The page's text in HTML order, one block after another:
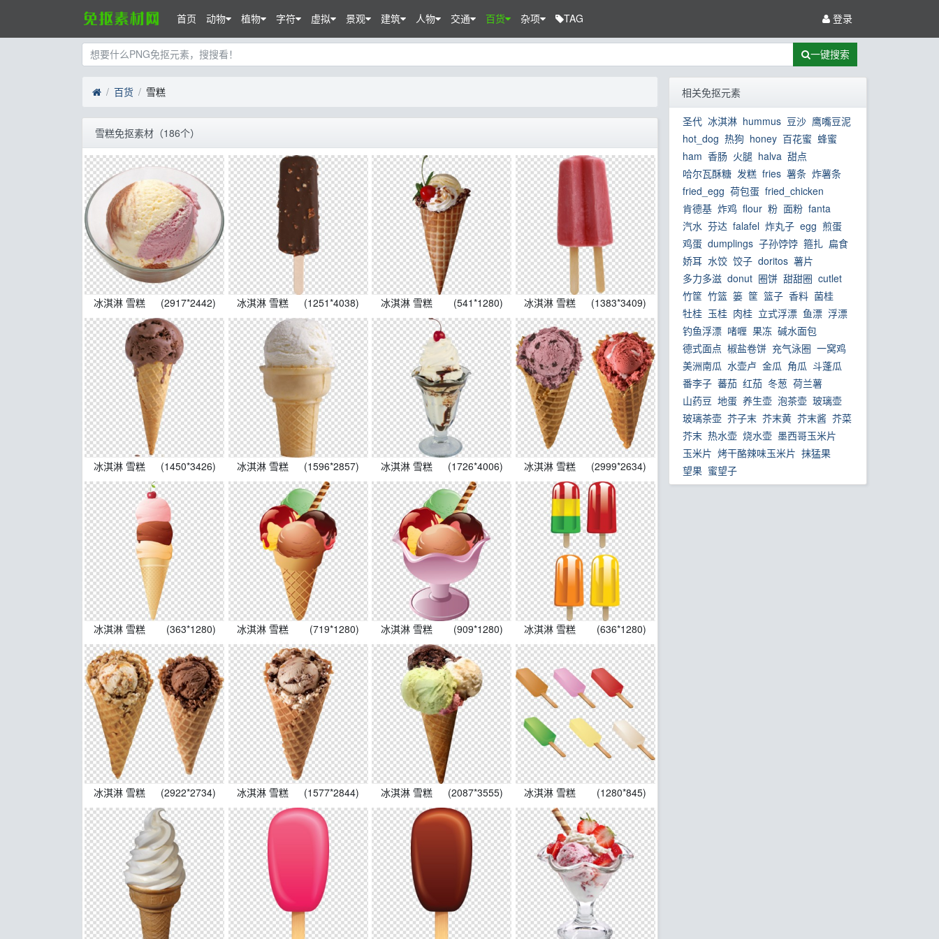
首页 动物 植物 字符 虚拟 景观 建筑 人物 交通 百货 杂项 TAG 登录
一键搜索
百货 雪糕
雪糕免抠素材（186个）
冰淇淋 雪糕 (2917*2442) 冰淇淋 雪糕 (1251*4038) 冰淇淋 雪糕 (541*1280) 冰淇淋 雪糕 (1383*3409)
冰淇淋 雪糕 (1450*3426) 冰淇淋 雪糕 (1596*2857) 冰淇淋 雪糕 (1726*4006) 冰淇淋 雪糕 (2999*2634)
冰淇淋 雪糕 (363*1280) 冰淇淋 雪糕 (719*1280) 冰淇淋 雪糕 (909*1280) 冰淇淋 雪糕 (636*1280)
冰淇淋 雪糕 (2922*2734) 冰淇淋 雪糕 (1577*2844) 冰淇淋 雪糕 (2087*3555) 冰淇淋 雪糕 (1280*845)
相关免抠元素
圣代 冰淇淋 hummus 豆沙 鹰嘴豆泥
hot_dog 热狗 honey 百花蜜 蜂蜜
ham 香肠 火腿 halva 甜点
哈尔瓦酥糖 发糕 fries 薯条 炸薯条
fried_egg 荷包蛋 fried_chicken
肯德基 炸鸡 flour 粉 面粉 fanta
汽水 芬达 falafel 炸丸子 egg 煎蛋
鸡蛋 dumplings 子孙饽饽 箍扎 扁食
娇耳 水饺 饺子 doritos 薯片
多力多滋 donut 圈饼 甜甜圈 cutlet
竹筐 竹篮 篓 筐 篮子 香料 菌桂
牡桂 玉桂 肉桂 立式浮漂 鱼漂 浮漂
钓鱼浮漂 啫喱 果冻 碱水面包
德式面点 椒盐卷饼 充气泳圈 一窝鸡
美洲南瓜 水壶卢 金瓜 角瓜 斗蓬瓜
番李子 蕃茄 红茄 冬葱 荷兰薯
山药豆 地蛋 养生壶 泡茶壶 玻璃壶
玻璃茶壶 芥子末 芥末黄 芥末酱 芥菜
芥末 热水壶 烧水壶 墨西哥玉米片
玉米片 烤干酪辣味玉米片 抹猛果
望果 蜜望子